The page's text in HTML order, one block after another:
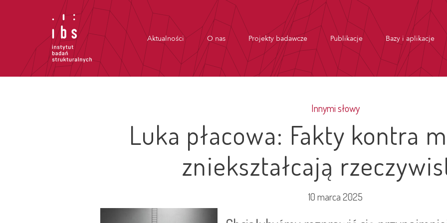
Aktualności O nas Projekty badawcze Publikacje Bazy i aplikacje
Innymi słowy
Luka płacowa: Fakty kontra
zniekształcają
10 marca 2025